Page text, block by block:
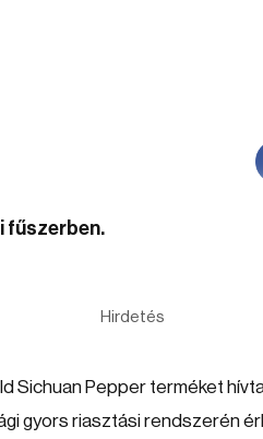
fűszerben.
Hirdetés
Sichuan Pepper terméket
gyors riasztási rendszerén